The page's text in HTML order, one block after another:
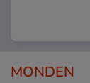
MONDEN